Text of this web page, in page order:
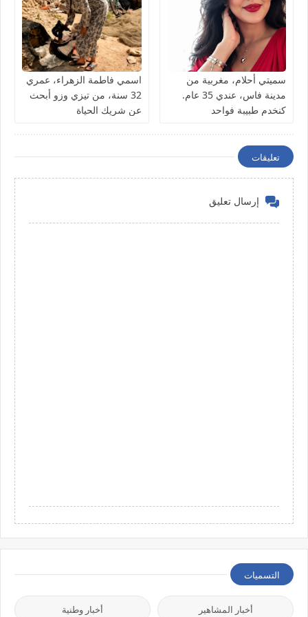
سميتي أحلام، مغربية من
مدينة فاس، عندي 35 عام.
كنخدم طبيبة فواحد
قيمة المرأة
اسمي فاطمة الزهراء، عمري
32 سنة، من تيزي وزو أبحث
عن شريك الحياة
تعليقات
إرسال تعليق
التسميات
أخبار المشاهير أخبار وطنية